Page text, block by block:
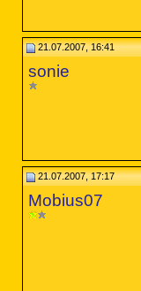
21.07.2007, 16:41
sonie
21.07.2007, 17:17
Mobius07